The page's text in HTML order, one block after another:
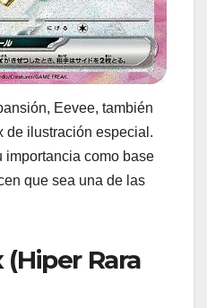
Eevee, también
de ilustración especial.
importancia como base
que sea una de las
Rara